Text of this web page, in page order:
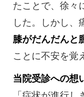
たことで、徐々
した。しかし、
膝がだんだんと
ことに不安を覚
当院受診への想